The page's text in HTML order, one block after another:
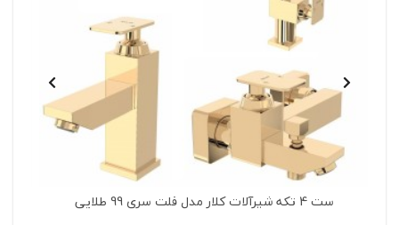
ست 4 تکه شیرآلات کلار مدل فلت سری 99 طلایی